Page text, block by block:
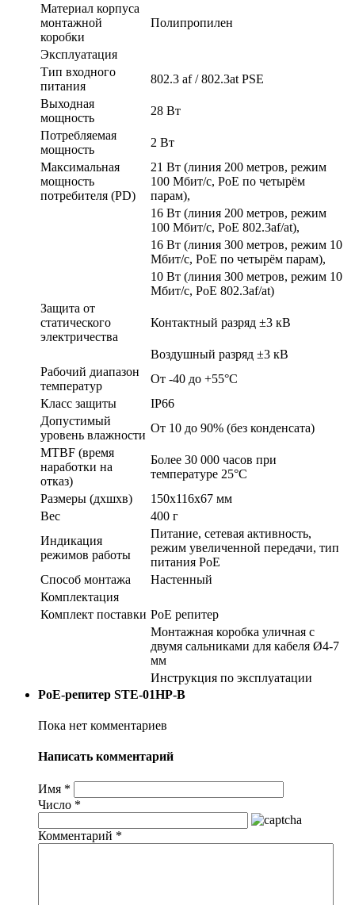
Материал корпуса
монтажной
коробки
Полипропилен
Эксплуатация
Тип входного
питания
802.3 af / 802.3at PSE
Выходная
мощность
28 Вт
Потребляемая
мощность
2 Вт
Максимальная
мощность
потребителя (PD)
21 Вт (линия 200 метров, режим
100 Мбит/с, PoE по четырём
парам),
16 Вт (линия 200 метров, режим
100 Мбит/с, PoE 802.3af/at),
16 Вт (линия 300 метров, режим 10
Мбит/с, PoE по четырём парам),
10 Вт (линия 300 метров, режим 10
Мбит/с, PoE 802.3af/at)
Защита от
статического
электричества
Контактный разряд ±3 кВ
Воздушный разряд ±3 кВ
Рабочий диапазон
температур
От -40 до +55°С
Класс защиты
IP66
Допустимый
уровень влажности
От 10 до 90% (без конденсата)
MTBF (время
наработки на
отказ)
Более 30 000 часов при
температуре 25°С
Размеры (дхшхв)
150х116х67 мм
Вес
400 г
Индикация
режимов работы
Питание, сетевая активность,
режим увеличенной передачи, тип
питания PoE
Способ монтажа
Настенный
Комплектация
Комплект поставки PoE репитер
Монтажная коробка уличная с
двумя сальниками для кабеля Ø4-7
мм
Инструкция по эксплуатации
PoE-репитер STE-01HP-B
Пока нет комментариев
Написать комментарий
Имя *
Число *
Комментарий *